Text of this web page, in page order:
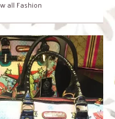
all Fashion